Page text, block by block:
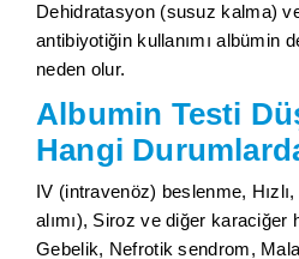
Dehidratasyon (susuz kalma)
antibiyotiğin kullanımı albümin
neden olur.
Albumin Testi
Hangi
IV (intravenöz) beslenme, Hızlı,
alımı), Siroz ve diğer karaciğer
Gebelik, Nefrotik sendrom,